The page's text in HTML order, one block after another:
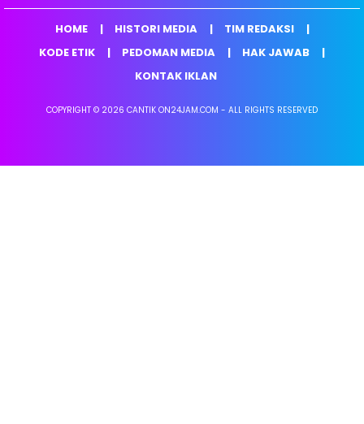
HOME HISTORI MEDIA
TIM REDAKSI
KODE ETIK
PEDOMAN MEDIA
HAK JAWAB
KONTAK IKLAN
COPYRIGHT © 2026 CANTIK ON24JAM.COM - ALL RIGHTS RESERVED